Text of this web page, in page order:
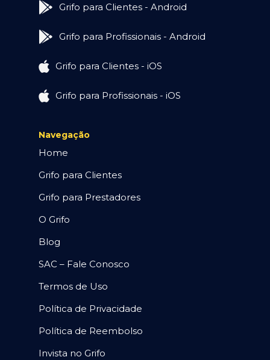
Grifo para Clientes - Android
Grifo para Profissionais - Android
Grifo para Clientes - iOS
Grifo para Profissionais - iOS
Navegação
Home
Grifo para Clientes
Grifo para Prestadores
O Grifo
Blog
SAC – Fale Conosco
Termos de Uso
Política de Privacidade
Política de Reembolso
Invista no Grifo